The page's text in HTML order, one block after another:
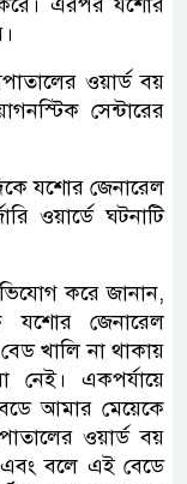
ওয়ার্ড বয়
সেন্টারের
যশোর জেনারেল
ওয়ার্ডে ঘটনাটি
করে জানান,
যশোর জেনারেল
বেড খালি না থাকায়
নেই। একপর্যায়ে
আমার মেয়েকে
ওয়ার্ড বয়
বলে এই বেডে